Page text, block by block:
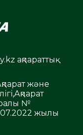
ақпараттық
және
№
жылы